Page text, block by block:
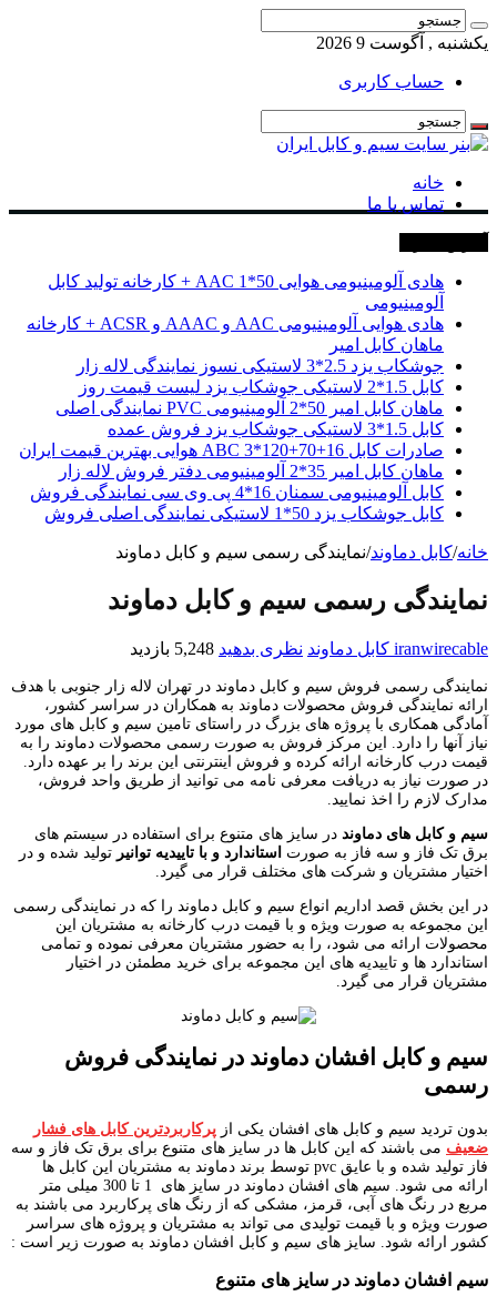
یکشنبه , آگوست 9 2026
حساب کاربری
خانه
تماس با ما
هادی آلومینیومی هوایی 50*1 AAC + کارخانه تولید کابل
آلومینیومی
هادی هوایی آلومینیومی AAC و AAAC و ACSR + کارخانه
ماهان کابل امیر
جوشکاب یزد 2.5*3 لاستیکی نسوز نمایندگی لاله زار
کابل 1.5*2 لاستیکی جوشکاب یزد لیست قیمت روز
ماهان کابل امیر 50*2 آلومینیومی PVC نمایندگی اصلی
کابل 1.5*3 لاستیکی جوشکاب یزد فروش عمده
صادرات کابل 16+70+120*3 ABC هوایی بهترین قیمت ایران
ماهان کابل امیر 35*2 آلومینیومی دفتر فروش لاله زار
کابل آلومینیومی سمنان 16*4 پی وی سی نمایندگی فروش
کابل جوشکاب یزد 50*1 لاستیکی نمایندگی اصلی فروش
خانه/کابل دماوند/نمایندگی رسمی سیم و کابل دماوند
نمایندگی رسمی سیم و کابل دماوند
iranwirecable کابل دماوند نظری بدهید 5,248 بازدید
نمایندگی رسمی فروش سیم و کابل دماوند در تهران لاله زار جنوبی با هدف
ارائه نمایندگی فروش محصولات دماوند به همکاران در سراسر کشور،
آمادگی همکاری با پروژه های بزرگ در راستای تامین سیم و کابل های مورد
نیاز آنها را دارد. این مرکز فروش به صورت رسمی محصولات دماوند را به
قیمت درب کارخانه ارائه کرده و فروش اینترنتی این برند را بر عهده دارد.
در صورت نیاز به دریافت معرفی نامه می توانید از طریق واحد فروش،
مدارک لازم را اخذ نمایید.
سیم و کابل های دماوند در سایز های متنوع برای استفاده در سیستم های
برق تک فاز و سه فاز به صورت استاندارد و با تاییدیه توانیر تولید شده و در
اختیار مشتریان و شرکت های مختلف قرار می گیرد.
در این بخش قصد اداریم انواع سیم و کابل دماوند را که در نمایندگی رسمی
این مجموعه به صورت ویژه و با قیمت درب کارخانه به مشتریان این
محصولات ارائه می شود، را به حضور مشتریان معرفی نموده و تمامی
استاندارد ها و تاییدیه های این مجموعه برای خرید مطمئن در اختیار
مشتریان قرار می گیرد.
سیم و کابل افشان دماوند در نمایندگی فروش
رسمی
بدون تردید سیم و کابل های افشان یکی از پرکاربردترین کابل های فشار
ضعیف می باشند که این کابل ها در سایز های متنوع برای برق تک فاز و سه
فاز تولید شده و با عایق pvc توسط برند دماوند به مشتریان این کابل ها
ارائه می شود. سیم های افشان دماوند در سایز های 1 تا 300 میلی متر
مربع در رنگ های آبی، قرمز، مشکی که از رنگ های پرکاربرد می باشند به
صورت ویژه و با قیمت تولیدی می تواند به مشتریان و پروژه های سراسر
کشور ارائه شود. سایز های سیم و کابل افشان دماوند به صورت زیر است :
سیم افشان دماوند در سایز های متنوع